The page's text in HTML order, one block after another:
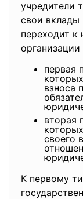
учредители
свои вклады
переходит
первая
взноса
вторая
своего
К первому